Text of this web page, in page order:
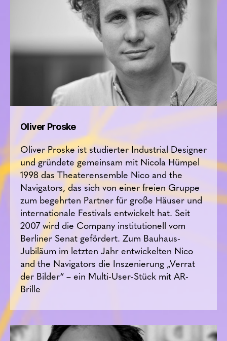
Oliver Proske
Oliver Proske ist studierter Industrial Designer
und gründete gemeinsam mit Nicola Hümpel
1998 das Theaterensemble Nico and the
Navigators, das sich von einer freien Gruppe
zum begehrten Partner für große Häuser und
internationale Festivals entwickelt hat. Seit
2007 wird die Company institutionell vom
Berliner Senat gefördert. Zum Bauhaus-
Jubiläum im letzten Jahr entwickelten Nico
and the Navigators die Inszenierung „Verrat
der Bilder“ – ein Multi-User-Stück mit AR-
Brille